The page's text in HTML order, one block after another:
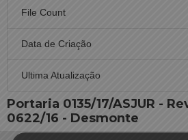
File Count
Data de Criação
Ultima Atualização
Portaria 0135/17/ASJUR -
0622/16 - Desmonte